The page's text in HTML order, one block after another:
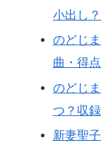
小出し
のどじ
曲・得
のどじ
つ？収
新妻聖